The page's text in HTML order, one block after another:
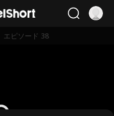
エピソード 38